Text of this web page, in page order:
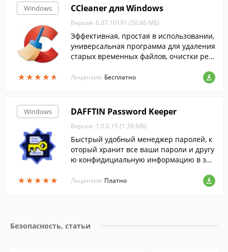
Windows
★★★★★
★★★★★
CCleaner для Windows
Версия: 6.07.10191 (50.86 МБ)
Эффективная, простая в использовании,
универсальная программа для удаления
старых временных файлов, очистки рее
Лицензия: Бесплатно
Windows
★★★★★
★★★★★
DAFFTIN Password Keeper
Версия: 1.0.0.15 (1.39 МБ)
Быстрый удобный менеджер паролей, к
оторый хранит все ваши пароли и другу
ю конфидициальную информацию в за
ритмы шифрации). Программу можно но
сить и запускать с переносного диска (с
Лицензия: Платно
Безопасность, статьи